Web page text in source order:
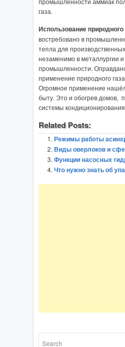
газа.
Использование природного
востребовано в
тепла для
незаменимо в металлургии и
промышленности.
применение природного
Огромное применение
быту. Это и обогрев домов,
системы
Related Posts:
Режимы работы
Виды оверлоков и
Функции насосных
Что нужно знать об